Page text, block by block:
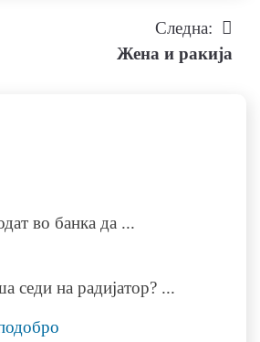
Следна:
Жена и ракија
во банка да ...
седи на радијатор? ...